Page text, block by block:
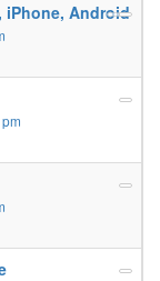
iPhone, Android